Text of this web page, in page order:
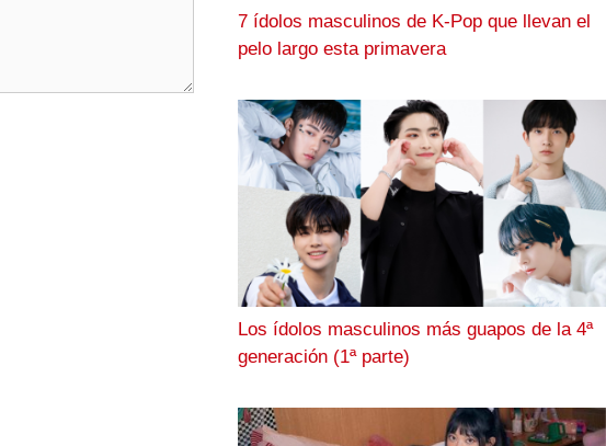
7 ídolos masculinos de K-Pop que llevan el
pelo largo esta primavera
Los ídolos masculinos más guapos de la 4ª
generación (1ª parte)